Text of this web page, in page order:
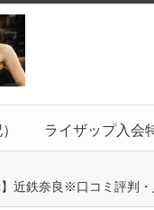
ライザップ入会
近鉄奈良※口コミ評判